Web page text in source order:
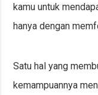
kamu untuk
hanya dengan
Satu hal yang
kemampuannya